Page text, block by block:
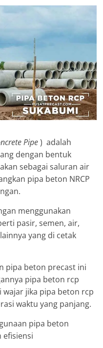
Pipe) adalah
dengan bentuk
sebagai saluran air
pipa beton NRCP
menggunakan
pasir, semen, air,
yang di cetak
pipa beton precast ini
pipa beton rcp
wajar jika pipa beton rcp
waktu yang panjang.
pipa beton
efisiensi